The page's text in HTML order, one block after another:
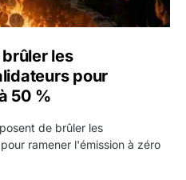
brûler les
pour
50 %
de brûler les
ramener l'émission à zéro